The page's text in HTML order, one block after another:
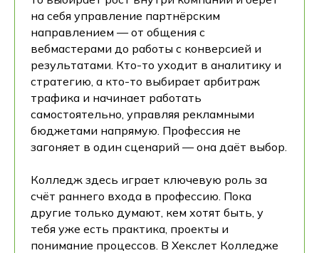
на себя управление партнёрским
направлением — от общения с
вебмастерами до работы с конверсией и
результатами. Кто-то уходит в аналитику и
стратегию, а кто-то выбирает арбитраж
трафика и начинает работать
самостоятельно, управляя рекламными
бюджетами напрямую. Профессия не
загоняет в один сценарий — она даёт выбор.
Колледж здесь играет ключевую роль за
счёт раннего входа в профессию. Пока
другие только думают, кем хотят быть, у
тебя уже есть практика, проекты и
понимание процессов. В Хекслет Колледже